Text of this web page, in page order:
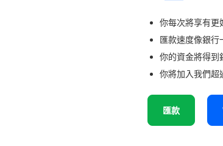
你每次將享有更
匯款速度像銀行
你的資金將得到
你將加入我們超
匯款